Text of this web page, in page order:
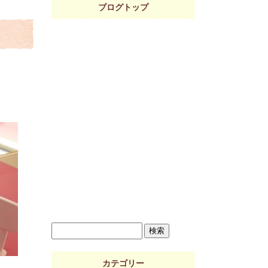
ブログトップ
カテゴリー